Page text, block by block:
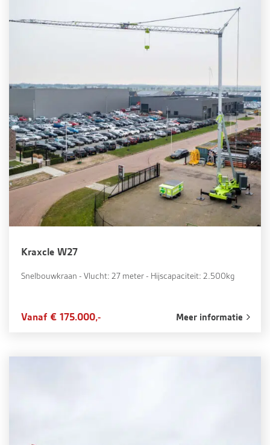
Kraxcle W27
Snelbouwkraan - Vlucht: 27 meter - Hijscapaciteit: 2.500kg
Vanaf € 175.000,- Meer informatie